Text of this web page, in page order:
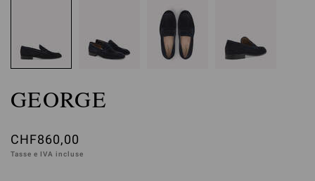
GEORGE
CHF860,00
Tasse e IVA incluse